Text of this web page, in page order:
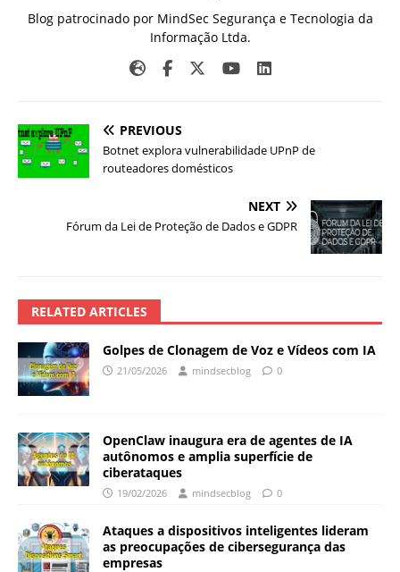
Blog patrocinado por MindSec Segurança e Tecnologia da
Informação Ltda.
PREVIOUS
Botnet explora vulnerabilidade UPnP de
routeadores domésticos
NEXT
Fórum da Lei de Proteção de Dados e GDPR
RELATED ARTICLES
Golpes de Clonagem de Voz e Vídeos com IA
21/05/2026 mindsecblog 0
OpenClaw inaugura era de agentes de IA
autônomos e amplia superfície de
ciberataques
19/02/2026 mindsecblog 0
Ataques a dispositivos inteligentes lideram
as preocupações de cibersegurança das
empresas